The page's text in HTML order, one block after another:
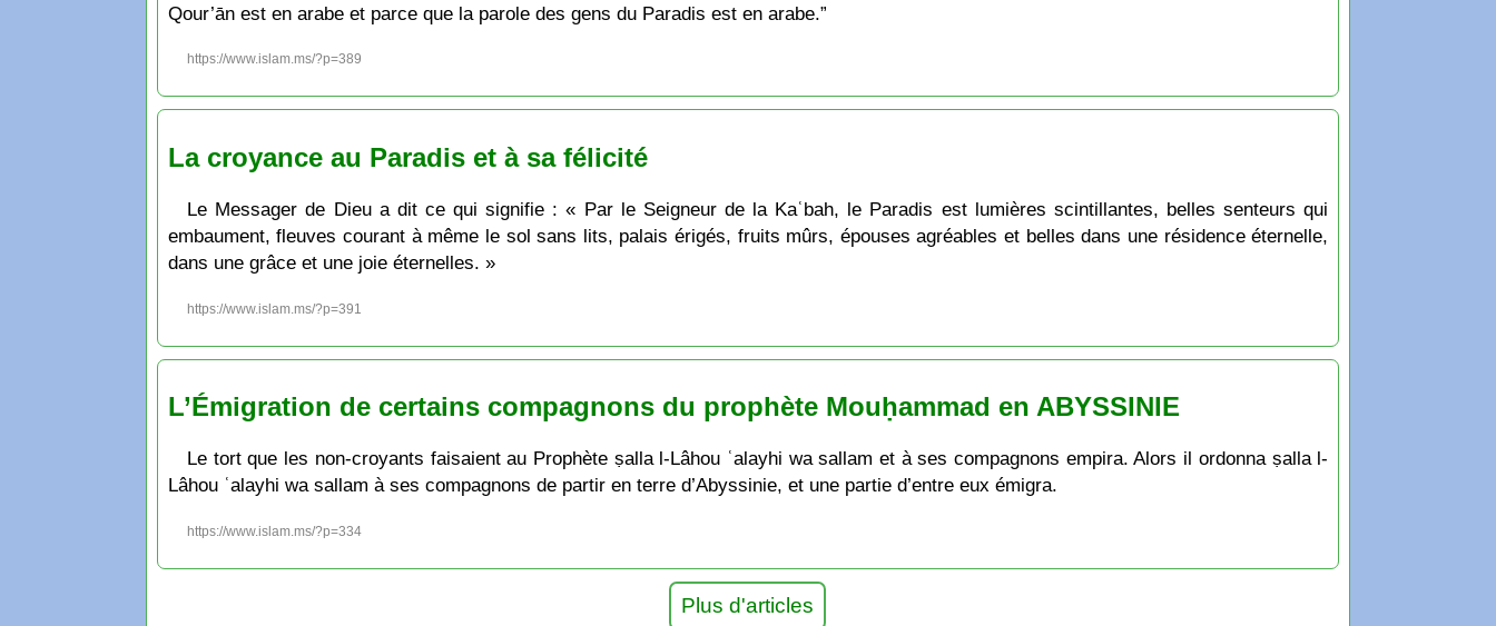
Qour’ān est en arabe et parce que la parole des gens du Paradis est en arabe.”
https://www.islam.ms/?p=389
La croyance au Paradis et à sa félicité
Le Messager de Dieu a dit ce qui signifie : « Par le Seigneur de la Kaʿbah, le Paradis est lumières scintillantes, belles senteurs qui
embaument, fleuves courant à même le sol sans lits, palais érigés, fruits mûrs, épouses agréables et belles dans une résidence éternelle,
dans une grâce et une joie éternelles. »
https://www.islam.ms/?p=391
L’Émigration de certains compagnons du prophète Mouḥammad en ABYSSINIE
Le tort que les non-croyants faisaient au Prophète ṣalla l-Lâhou ʿalayhi wa sallam et à ses compagnons empira. Alors il ordonna ṣalla l-
Lâhou ʿalayhi wa sallam à ses compagnons de partir en terre d’Abyssinie, et une partie d’entre eux émigra.
https://www.islam.ms/?p=334
Plus d'articles